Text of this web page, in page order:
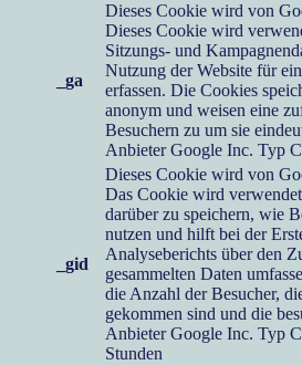
_ga
Dieses Cookie wird von
Dieses Cookie wird
Sitzungs- und
Nutzung der Website für
erfassen. Die Cookies
anonym und weisen eine
Besuchern zu um sie
Anbieter Google Inc. Typ
_gid
Dieses Cookie wird von
Das Cookie wird
darüber zu speichern, wie
nutzen und hilft bei der
Analyseberichts über den
gesammelten Daten
die Anzahl der Besucher,
gekommen sind und die
Anbieter Google Inc. Typ
Stunden